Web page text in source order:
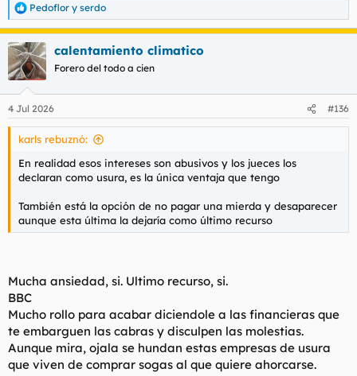
R
e
a
c
c
i
e
s
Pedoflor y serdo
calentamiento climatico
Forero del todo a cien
4 Jul 2026 #136
karls rebuznó:
En realidad esos intereses son abusivos y los jueces los
declaran como usura, es la única ventaja que tengo
También está la opción de no pagar una mierda y desaparecer
aunque esta última la dejaría como último recurso
Mucha ansiedad, si. Ultimo recurso, si.
BBC
Mucho rollo para acabar diciendole a las financieras que
te embarguen las cabras y disculpen las molestias.
Aunque mira, ojala se hundan estas empresas de usura
que viven de comprar sogas al que quiere ahorcarse.